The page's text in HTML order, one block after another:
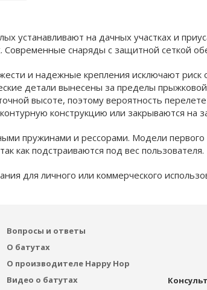
устанавливают на дачных участках и
Современные снаряды с защитной сеткой
и надежные крепления исключают риск
детали вынесены за пределы
высоте, поэтому вероятность
конструкцию или закрываются на
пружинами и рессорами. Модели
как подстраиваются под вес пользователя.
для личного или коммерческого
Вопросы и ответы
О батутах
О производителе Happy Hop
Видео о батутах